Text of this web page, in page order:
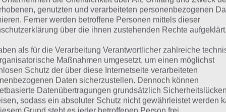
Paradise Island Screenshot In Game – (c) GIGL
Island: Errichte dir
genutzten und verarbeiteten personenbezogenen
Ferner werden betroffene Personen mittels dieser
über die ihnen zustehenden Rechte aufgeklärt.
als für die Verarbeitung Verantwortlicher zahlreiche
Maßnahmen umgesetzt, um einen möglichst
Schutz der über diese Internetseite verarbeiteten
Daten sicherzustellen. Dennoch können
Datenübertragungen grundsätzlich Sicherheitslücken
sodass ein absoluter Schutz nicht gewährleistet werden